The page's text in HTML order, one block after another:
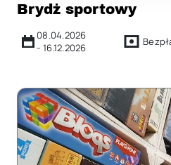
Brydż sportowy
08.04.2026
- 16.12.2026